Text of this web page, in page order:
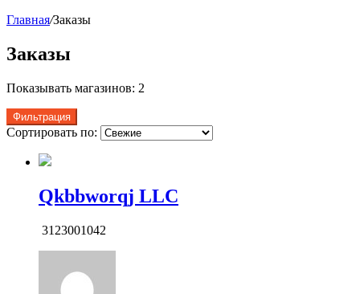
Главная/Заказы
Заказы
Показывать магазинов: 2
Фильтрация
Сортировать по:
Qkbbworqj LLC
3123001042